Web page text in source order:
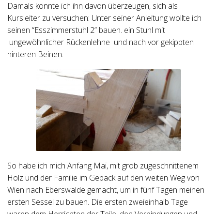
Damals konnte ich ihn davon überzeugen, sich als
Kursleiter zu versuchen: Unter seiner Anleitung wollte ich
seinen “Esszimmerstuhl 2” bauen. ein Stuhl mit
ungewöhnlicher Rückenlehne und nach vor gekippten
hinteren Beinen.
So habe ich mich Anfang Mai, mit grob zugeschnittenem
Holz und der Familie im Gepäck auf den weiten Weg von
Wien nach Eberswalde gemacht, um in fünf Tagen meinen
ersten Sessel zu bauen. Die ersten zweieinhalb Tage